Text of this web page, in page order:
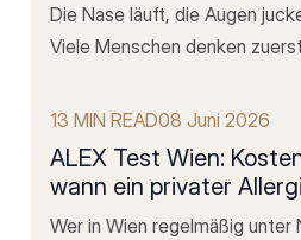
Die Nase läuft, die Augen
Viele Menschen denken
13 MIN READ08 Juni 2026
ALEX Test Wien:
wann ein privater
Wer in Wien regelmäßig unter